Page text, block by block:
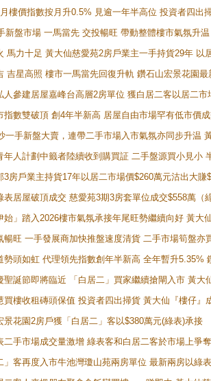
樓價指數按月升0.5% 見逾一年半高位 投資者四
新盤市場 一馬當先 交投暢旺 帶動整體樓市氣氛升
馬力十足 黃大仙慈愛苑2房戶業主一手持貨29年 以
吉星高照 樓市一馬當先回復升軌 鑽石山宏景花園
人參建居屋嘉峰台高層2房單位 獲白居二客以居二市
指數雙破頂 創4年半新高 居屋自由市場罕有低市價
一手新盤大賣，連帶二手市場入市氣氛亦同步升温
年人計劃中籤者陸續收到購買証 二手盤源買小見小
3房戶業主持貨17年以居二市場價$260萬元沽出大賺
表居屋破頂成交 慈愛苑3期3房套單位成交$558萬（
始」踏入2026樓市氣氛承接年尾旺勢繼續向好 黃
暢旺 一手發展商加快推盤速度清貨 二手市場筍盤
勢頭如虹 代理領先指數創年半新高 全年暫升5.35%
聖誕節即將臨近 「白居二」買家繼續搶閘入市 黃
買樓收租磚頭保值 投資者四出掃貨 黃大仙『樓仔
景花園2房戶獲「白居二」客以$380萬元(綠表)承接
二手市場成交量激增 綠表客和白居二客於市場上
」客再度入市牛池灣瓊山苑兩房單位 最新兩房以綠